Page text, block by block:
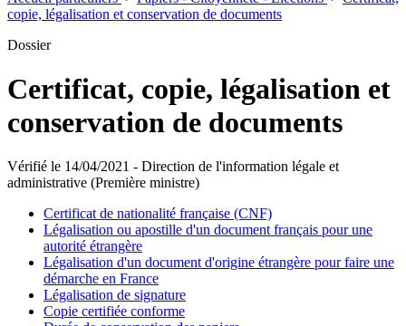
copie, légalisation et conservation de documents
Dossier
Certificat, copie, légalisation et
conservation de documents
Vérifié le 14/04/2021 - Direction de l'information légale et
administrative (Première ministre)
Certificat de nationalité française (CNF)
Légalisation ou apostille d'un document français pour une
autorité étrangère
Légalisation d'un document d'origine étrangère pour faire une
démarche en France
Légalisation de signature
Copie certifiée conforme